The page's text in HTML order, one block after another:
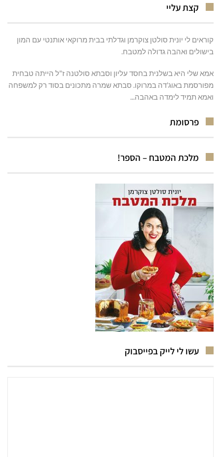
קצת עליי
קוראים לי יונית סולטן צוקרמן וגדלתי בבית מרוקאי אותנטי עם המון
בישולים ואהבה גדולה למטבח.
אמא שלי היא בשלנית בחסד עליון וסבתא סולטנה ז"ל הייתה טבחית
מפורסמת באוג'דה במרוקו. סבתא שמרה מתכונים בסוד רק למשפחה
ואמא תמיד לימדה באהבה...
פרסומת
מלכת המטבח – הספר!
עשו לי לייק בפייסבוק